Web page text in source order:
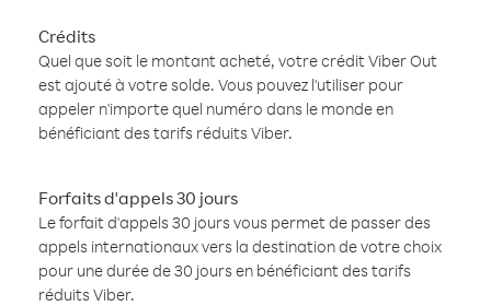
Crédits
Quel que soit le montant acheté, votre crédit Viber Out
est ajouté à votre solde. Vous pouvez l'utiliser pour
appeler n'importe quel numéro dans le monde en
bénéficiant des tarifs réduits Viber.
Forfaits d'appels 30 jours
Le forfait d'appels 30 jours vous permet de passer des
appels internationaux vers la destination de votre choix
pour une durée de 30 jours en bénéficiant des tarifs
réduits Viber.